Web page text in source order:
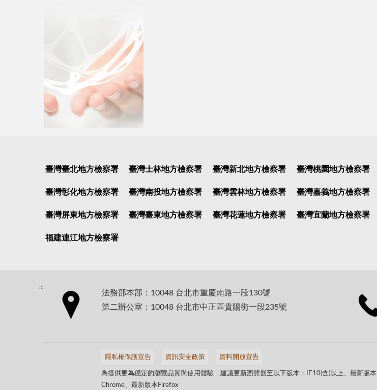
臺灣臺北地方檢察署 臺灣士林地方檢察署 臺灣新北地方檢察署 臺灣桃園地方檢察署
臺灣彰化地方檢察署 臺灣南投地方檢察署 臺灣雲林地方檢察署 臺灣嘉義地方檢察署
臺灣屏東地方檢察署 臺灣臺東地方檢察署 臺灣花蓮地方檢察署 臺灣宜蘭地方檢察署
福建連江地方檢察署
:::
法務部本部：10048 台北市重慶南路一段130號
第二辦公室：10048 台北市中正區貴陽街一段235號
隱私權保護宣告 資訊安全政策 資料開放宣告
為提供更為穩定的瀏覽品質與使用體驗，建議更新瀏覽器至以下版本：IE10(含)以上、最新版本
Chrome、最新版本Firefox